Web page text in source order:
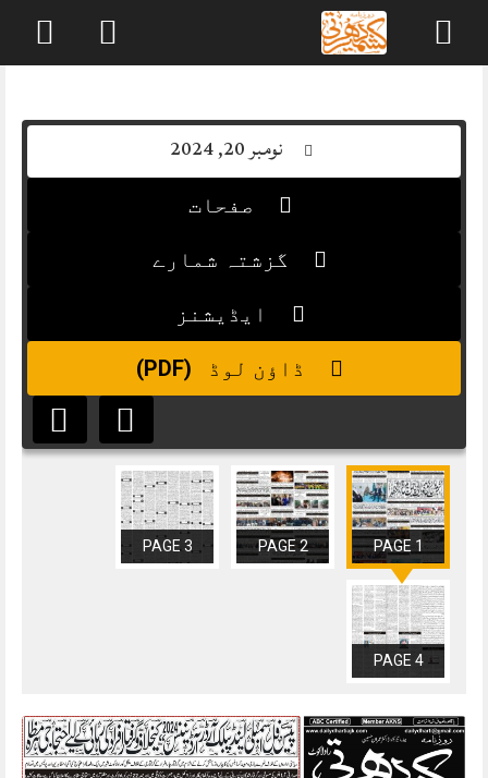
Skip
نومبر 20, 2024
صفحات
گزشتہ شمارے
ایڈیشنز
ڈاؤن لوڈ (PDF)
PAGE 1
PAGE 2
PAGE 3
PAGE 4